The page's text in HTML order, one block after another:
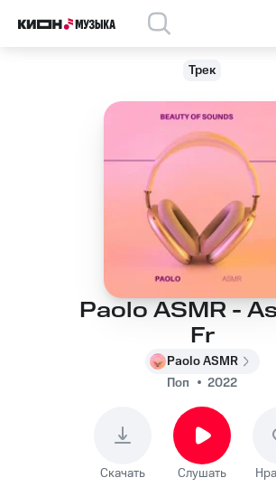
Трек
Paolo ASMR -
Fr
Paolo ASMR
Поп
2022
Скачать Слушать